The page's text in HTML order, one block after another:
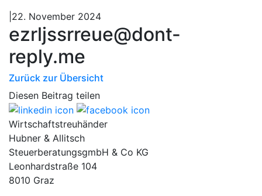
|22. November 2024
ezrljssrreue@dont-
reply.me
Zurück zur Übersicht
Diesen Beitrag teilen
Wirtschaftstreuhänder
Hubner & Allitsch
SteuerberatungsgmbH & Co KG
Leonhardstraße 104
8010 Graz